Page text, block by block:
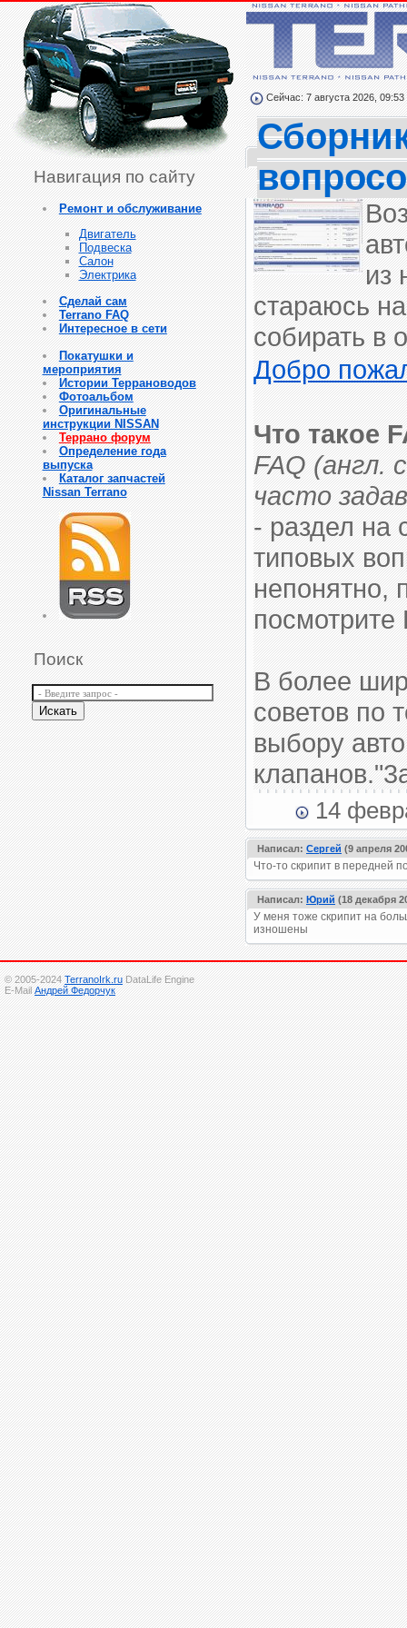
Навигация по сайту
Ремонт и обслуживание
Двигатель
Подвеска
Салон
Электрика
Сделай сам
Terrano FAQ
Интересное в сети
Покатушки и
мероприятия
Истории Террановодов
Фотоальбом
Оригинальные
инструкции NISSAN
Террано форум
Определение года
выпуска
Каталог запчастей
Nissan Terrano
Поиск
Сейчас: 7 августа 2026, 09:53
из
стараюсь
собирать в
Добро
Что такое
FAQ (англ.
часто
- раздел на
типовых
непонятно,
посмотрите
В более
советов по
выбору
14
Написал: Сергей (9 апреля
Что-то скрипит в передней
Написал: Юрий (18 декабря
У меня тоже скрипит на
изношены
© 2005-2024TerranoIrk.ruDataLife Engine
E-MailАндрей Федорчук